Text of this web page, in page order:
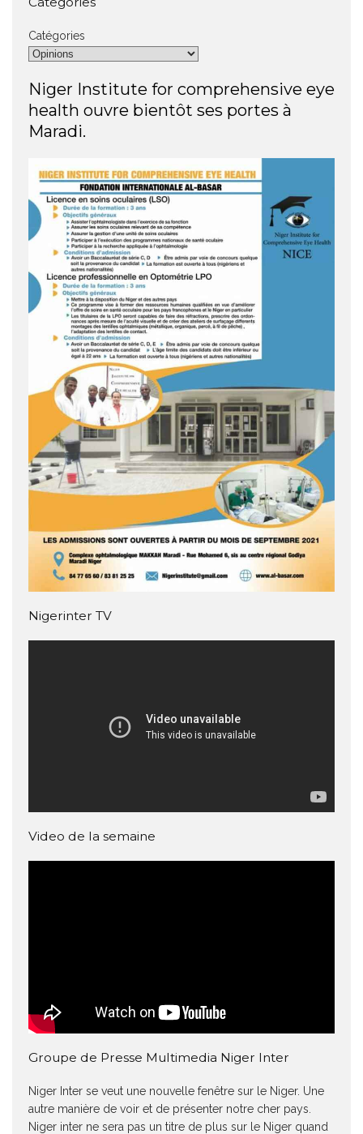
Catégories
Niger Institute for comprehensive eye
health ouvre bientôt ses portes à
Maradi.
Nigerinter TV
Video de la semaine
Groupe de Presse Multimedia Niger Inter
Niger Inter se veut une nouvelle fenêtre sur le Niger. Une
autre manière de voir et de présenter notre cher pays.
Niger inter ne sera pas un titre de plus sur le Niger quand